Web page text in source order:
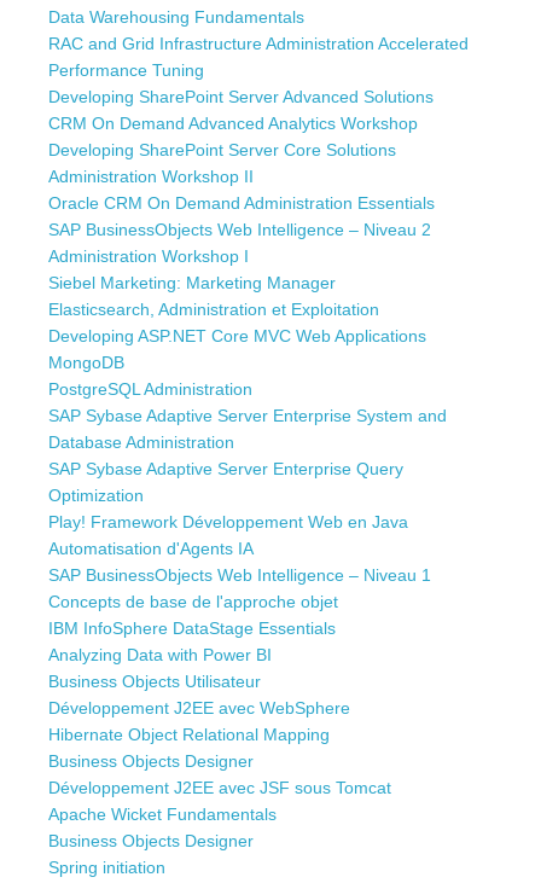
Data Warehousing Fundamentals
RAC and Grid Infrastructure Administration Accelerated
Performance Tuning
Developing SharePoint Server Advanced Solutions
CRM On Demand Advanced Analytics Workshop
Developing SharePoint Server Core Solutions
Administration Workshop II
Oracle CRM On Demand Administration Essentials
SAP BusinessObjects Web Intelligence – Niveau 2
Administration Workshop I
Siebel Marketing: Marketing Manager
Elasticsearch, Administration et Exploitation
Developing ASP.NET Core MVC Web Applications
MongoDB
PostgreSQL Administration
SAP Sybase Adaptive Server Enterprise System and
Database Administration
SAP Sybase Adaptive Server Enterprise Query
Optimization
Play! Framework Développement Web en Java
Automatisation d'Agents IA
SAP BusinessObjects Web Intelligence – Niveau 1
Concepts de base de l'approche objet
IBM InfoSphere DataStage Essentials
Analyzing Data with Power BI
Business Objects Utilisateur
Développement J2EE avec WebSphere
Hibernate Object Relational Mapping
Business Objects Designer
Développement J2EE avec JSF sous Tomcat
Apache Wicket Fundamentals
Business Objects Designer
Spring initiation